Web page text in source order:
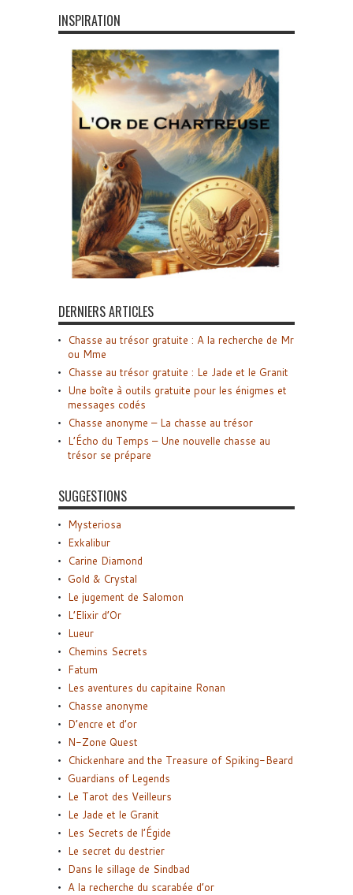
INSPIRATION
DERNIERS ARTICLES
Chasse au trésor gratuite : A la recherche de Mr
ou Mme
Chasse au trésor gratuite : Le Jade et le Granit
Une boîte à outils gratuite pour les énigmes et
messages codés
Chasse anonyme – La chasse au trésor
L’Écho du Temps – Une nouvelle chasse au
trésor se prépare
SUGGESTIONS
Mysteriosa
Exkalibur
Carine Diamond
Gold & Crystal
Le jugement de Salomon
L’Elixir d’Or
Lueur
Chemins Secrets
Fatum
Les aventures du capitaine Ronan
Chasse anonyme
D’encre et d’or
N-Zone Quest
Chickenhare and the Treasure of Spiking-Beard
Guardians of Legends
Le Tarot des Veilleurs
Le Jade et le Granit
Les Secrets de l’Égide
Le secret du destrier
Dans le sillage de Sindbad
A la recherche du scarabée d’or